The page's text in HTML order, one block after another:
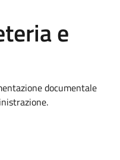
e
documentale